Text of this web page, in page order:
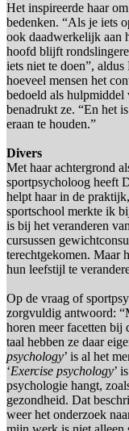
Het inspireerde haar
bedenken. “Als je iets
ook daadwerkelijk aan
hoofd blijft
iets niet te doen”,
hoeveel mensen het
bedoeld als hulpmiddel
benadrukt ze. “En het
eraan te houden.”
Divers
Met haar achtergrond
sportpsycholoog heeft
helpt haar in de
sportschool merkte ik
is bij het veranderen
cursussen
terechtgekomen. Maar
hun leefstijl te
Op de vraag of
zorgvuldig antwoord:
horen meer facetten bij
taal hebben ze daar
psychology’ is al het
‘Exercise psychology’
psychologie hangt,
gezondheid. Dat
weer het onderzoek